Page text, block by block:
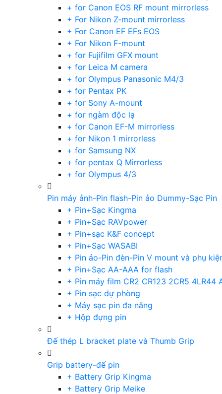
+ for Canon EOS RF mount mirrorless
+ For Nikon Z-mount mirrorless
+ For Canon EF EFs EOS
+ For Nikon F-mount
+ for Fujifilm GFX mount
+ for Leica M camera
+ for Olympus Panasonic M4/3
+ for Pentax PK
+ for Sony A-mount
+ for ngàm độc lạ
+ for Canon EF-M mirrorless
+ for Nikon 1 mirrorless
+ for Samsung NX
+ for pentax Q Mirrorless
+ for Olympus 4/3
Pin máy ảnh-Pin flash-Pin ảo Dummy-Sạc Pin
+ Pin+Sạc Kingma
+ Pin+Sạc RAVpower
+ Pin+sạc K&F concept
+ Pin+Sạc WASABI
+ Pin ảo-Pin đèn-Pin V mount và phụ
+ Pin+Sạc AA-AAA for flash
+ Pin máy film CR2 CR123 2CR5 4LR44
+ Pin sạc dự phòng
+ Máy sạc pin đa năng
+ Hộp đựng pin
Đế thép L bracket plate và Thumb Grip
Grip battery-đế pin
+ Battery Grip Kingma
+ Battery Grip Meike